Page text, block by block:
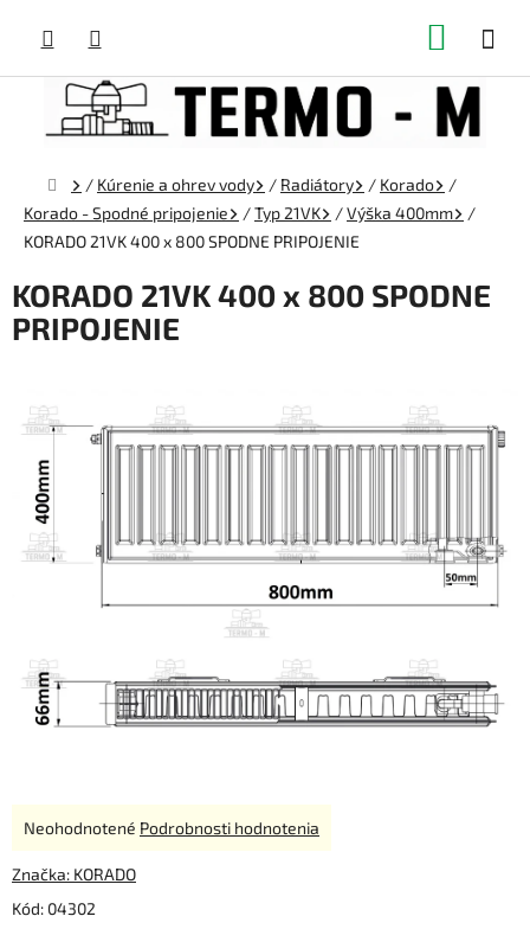
obsah
Domov
/ Kúrenie a ohrev vody / Radiátory / Korado
/
Korado - Spodné pripojenie
/Typ 21VK /Výška 400mm
/
KORADO 21VK 400 x 800 SPODNE PRIPOJENIE
KORADO 21VK 400 x 800 SPODNE
PRIPOJENIE
Kód: 04302
Priemerné
produktu
0,0
Neohodnotené Podrobnosti hodnotenia
Značka: KORADO